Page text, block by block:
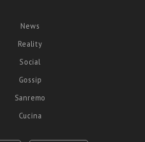
News
Reality
Social
Gossip
Sanremo
Cucina